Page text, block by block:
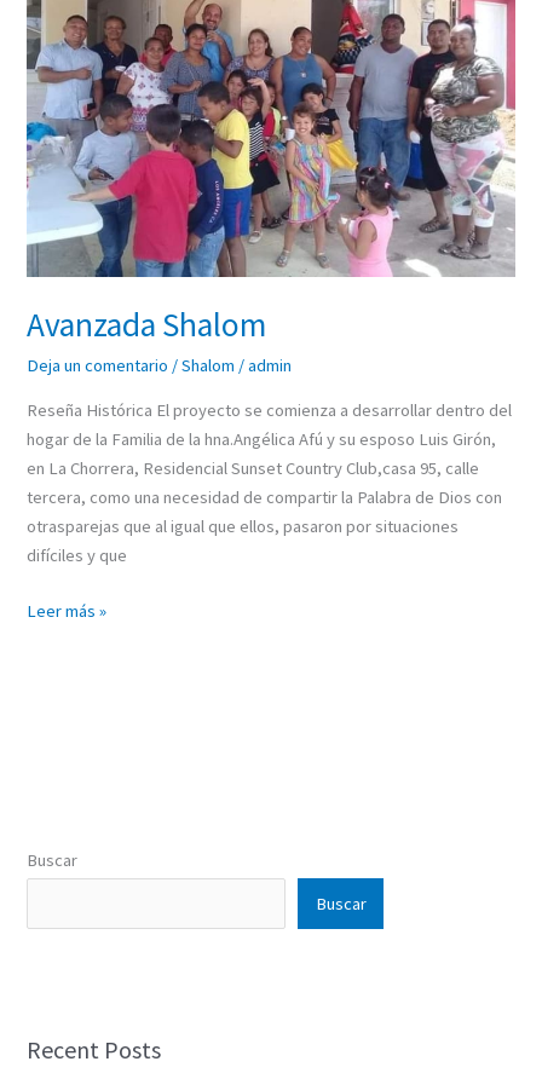
Buscar
Buscar
Recent Posts
Avanzada Shalom
Deja un comentario /Shalom /admin
Reseña Histórica El proyecto se comienza a desarrollar dentro del
hogar de la Familia de la hna.Angélica Afú y su esposo Luis Girón,
en La Chorrera, Residencial Sunset Country Club,casa 95, calle
tercera, como una necesidad de compartir la Palabra de Dios con
otrasparejas que al igual que ellos, pasaron por situaciones
difíciles y que
Leer más »